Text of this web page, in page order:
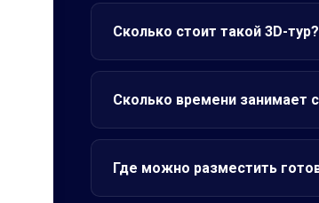
Сколько стоит такой 3D-тур?
Сколько времени занимает
Где можно разместить